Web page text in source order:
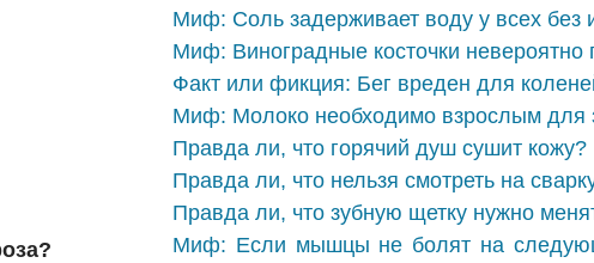
Миф: Соль задерживает воду у всех без
Миф: Виноградные косточки невероятно
Факт или фикция: Бег вреден для
Миф: Молоко необходимо взрослым для
Правда ли, что горячий душ сушит кожу?
Правда ли, что нельзя смотреть на
Правда ли, что зубную щетку нужно
Миф: Если мышцы не болят на